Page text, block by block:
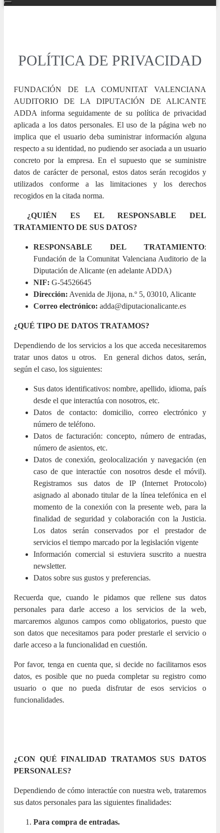
POLÍTICA DE PRIVACIDAD
FUNDACIÓN DE LA COMUNITAT VALENCIANA
AUDITORIO DE LA DIPUTACIÓN DE ALICANTE
ADDA informa seguidamente de su política de privacidad
aplicada a los datos personales. El uso de la página web no
implica que el usuario deba suministrar información alguna
respecto a su identidad, no pudiendo ser asociada a un usuario
concreto por la empresa. En el supuesto que se suministre
datos de carácter de personal, estos datos serán recogidos y
utilizados conforme a las limitaciones y los derechos
recogidos en la citada norma.
¿QUIÉN ES EL RESPONSABLE DEL
TRATAMIENTO DE SUS DATOS?
RESPONSABLE DEL TRATAMIENTO:
Fundación de la Comunitat Valenciana Auditorio de la
Diputación de Alicante (en adelante ADDA)
NIF: G-54526645
Dirección: Avenida de Jijona, n.º 5, 03010, Alicante
Correo electrónico: adda@diputacionalicante.es
¿QUÉ TIPO DE DATOS TRATAMOS?
Dependiendo de los servicios a los que acceda necesitaremos
tratar unos datos u otros. En general dichos datos, serán,
según el caso, los siguientes:
Sus datos identificativos: nombre, apellido, idioma, país
desde el que interactúa con nosotros, etc.
Datos de contacto: domicilio, correo electrónico y
número de teléfono.
Datos de facturación: concepto, número de entradas,
número de asientos, etc.
Datos de conexión, geolocalización y navegación (en
caso de que interactúe con nosotros desde el móvil).
Registramos sus datos de IP (Internet Protocolo)
asignado al abonado titular de la línea telefónica en el
momento de la conexión con la presente web, para la
finalidad de seguridad y colaboración con la Justicia.
Los datos serán conservados por el prestador de
servicios el tiempo marcado por la legislación vigente
Información comercial si estuviera suscrito a nuestra
newsletter.
Datos sobre sus gustos y preferencias.
Recuerda que, cuando le pidamos que rellene sus datos
personales para darle acceso a los servicios de la web,
marcaremos algunos campos como obligatorios, puesto que
son datos que necesitamos para poder prestarle el servicio o
darle acceso a la funcionalidad en cuestión.
Por favor, tenga en cuenta que, si decide no facilitarnos esos
datos, es posible que no pueda completar su registro como
usuario o que no pueda disfrutar de esos servicios o
funcionalidades.
¿CON QUÉ FINALIDAD TRATAMOS SUS DATOS
PERSONALES?
Dependiendo de cómo interactúe con nuestra web, trataremos
sus datos personales para las siguientes finalidades:
Para compra de entradas.